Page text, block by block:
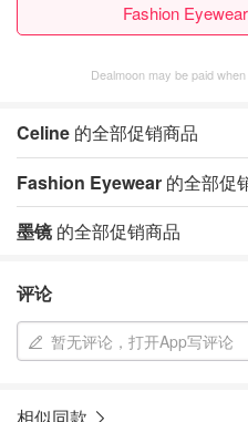
Fashion
Dealmoon may be paid
Celine 的全部促销商品
Fashion Eyewear 的全部促
墨镜 的全部促销商品
评论
暂无评论，打开App写评论